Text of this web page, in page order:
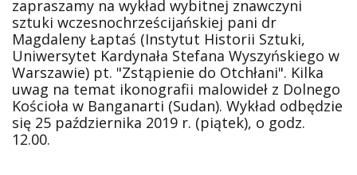
zapraszamy na wykład wybitnej znawczyni
sztuki wczesnochrześcijańskiej pani dr
Magdaleny Łaptaś (Instytut Historii Sztuki,
Uniwersytet Kardynała Stefana Wyszyńskiego w
Warszawie) pt. "Zstąpienie do Otchłani". Kilka
uwag na temat ikonografii malowideł z Dolnego
Kościoła w Banganarti (Sudan). Wykład odbędzie
się 25 października 2019 r. (piątek), o godz.
12.00.